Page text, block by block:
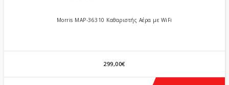
Morris MAP-36310 Καθαριστής Αέρα με WiFi
299,00€